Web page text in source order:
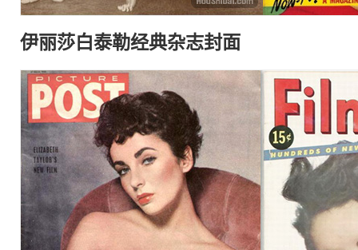
伊丽莎白泰勒经典杂志封面